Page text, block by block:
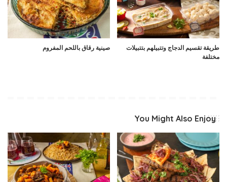
طريقة تقسيم الدجاج وتتبيلهم بتتبيلات
مختلفة
صينية رقاق باللحم المفروم
You Might Also Enjoy